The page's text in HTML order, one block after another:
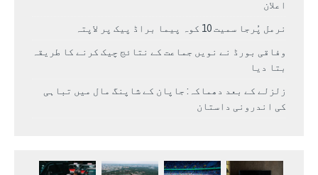
اعلان
نرمل پُرجا سمیت 10 کوہ پیما براڈ پیک پر لاپتہ
وفاقی بورڈ نے نویں جماعت کے نتائج چیک کرنے کا طریقہ
بتا دیا
زلزلے کے بعد دھماکہ: جاپان کے شاپنگ مال میں تباہی
کی اندرونی داستان